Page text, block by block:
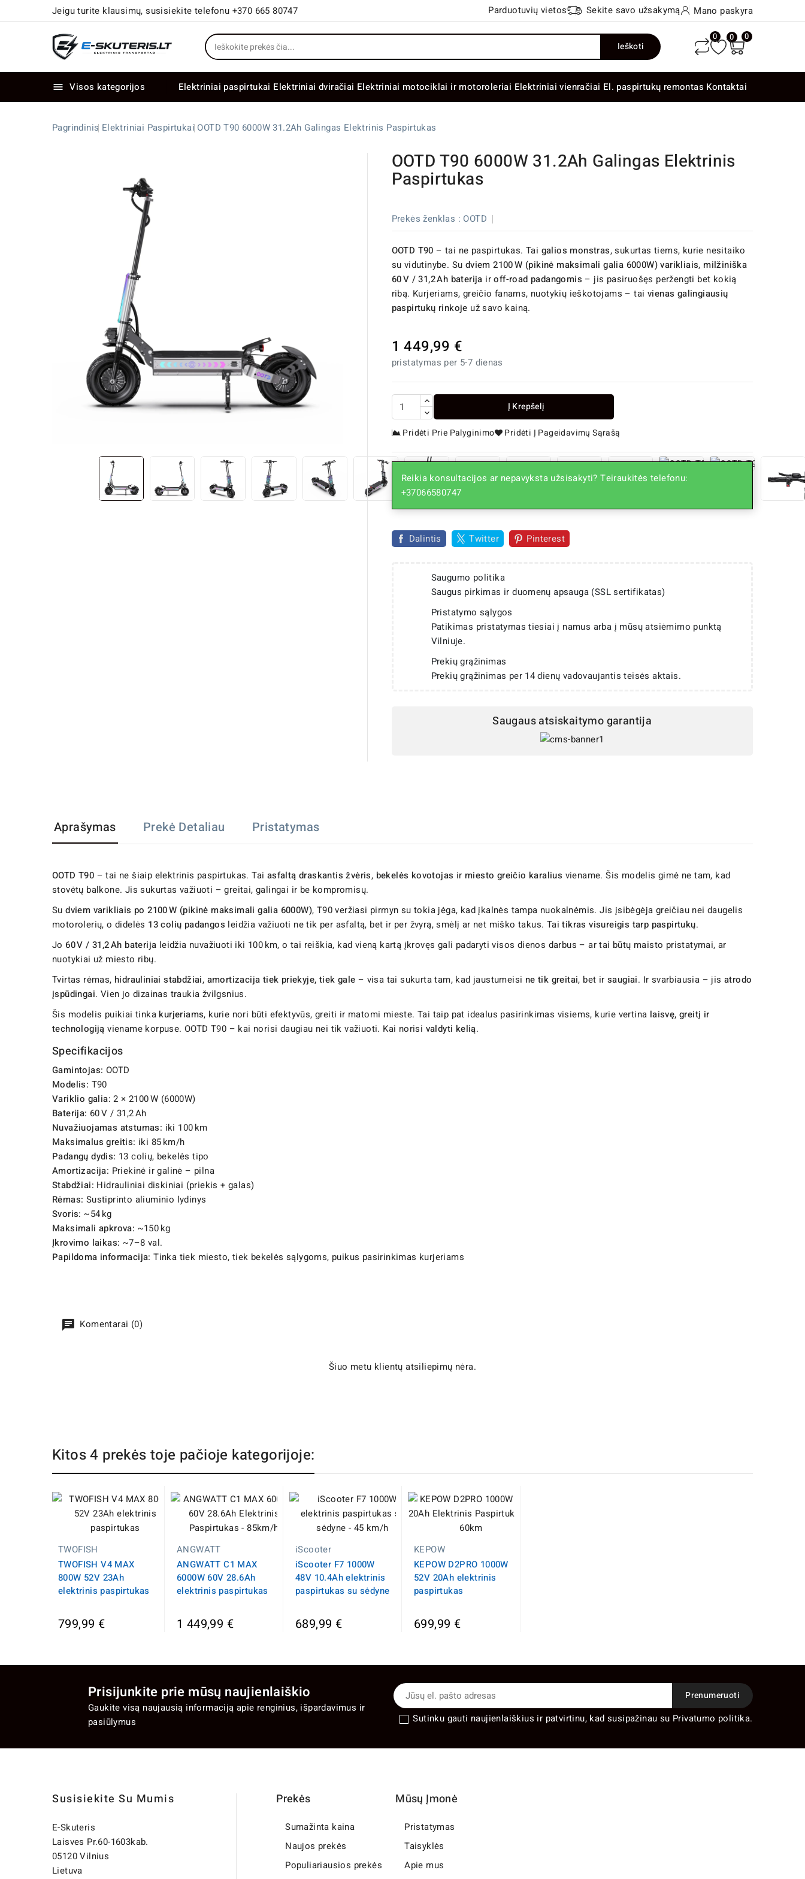
Jeigu turite klausimų, susisiekite telefonu +370 665 80747 Parduotuvių vietos Sekite savo užsakymą Mano paskyra
Ieškoti
0 0 0
 Visos kategorijos Elektriniai paspirtukai Elektriniai dviračiai Elektriniai motociklai ir motoroleriai Elektriniai vienračiai El. paspirtukų remontas Kontaktai
Pagrindinis Elektriniai Paspirtukai OOTD T90 6000W 31.2Ah Galingas Elektrinis Paspirtukas
OOTD T90 6000W 31.2Ah Galingas Elektrinis
Paspirtukas
Prekės ženklas : OOTD
OOTD T90 – tai ne paspirtukas. Tai galios monstras, sukurtas tiems, kurie nesitaiko
su vidutinybe. Su dviem 2100 W (pikinė maksimali galia 6000W)varikliais, milžiniška
60 V / 31,2 Ah baterija iroff-road padangomis – jis pasiruošęs peržengti bet kokią
ribą. Kurjeriams, greičio fanams, nuotykių ieškotojams – tai vienas galingiausių
paspirtukų rinkoje už savo kainą.
1 449,99 €
pristatymas per 5-7 dienas
Į Krepšelį
Pridėti Prie Palyginimo Pridėti Į Pageidavimų Sąrašą
Reikia konsultacijos ar nepavyksta užsisakyti? Teiraukitės telefonu:
+37066580747
Dalintis Twitter Pinterest
Saugumo politika
Saugus pirkimas ir duomenų apsauga (SSL sertifikatas)
Pristatymo sąlygos
Patikimas pristatymas tiesiai į namus arba į mūsų atsiėmimo punktą
Vilniuje.
Prekių grąžinimas
Prekių grąžinimas per 14 dienų vadovaujantis teisės aktais.
Saugaus atsiskaitymo garantija
Aprašymas Prekė Detaliau Pristatymas
OOTD T90 – tai ne šiaip elektrinis paspirtukas. Tai asfaltą draskantis žvėris, bekelės kovotojas ir miesto greičio karalius viename. Šis modelis gimė ne tam, kad
stovėtų balkone. Jis sukurtas važiuoti – greitai, galingai ir be kompromisų.
Sudviem varikliais po 2100 W (pikinė maksimali galia 6000W), T90 veržiasi pirmyn su tokia jėga, kad įkalnės tampa nuokalnėmis. Jis įsibėgėja greičiau nei daugelis
motorolerių, o didelės 13 colių padangos leidžia važiuoti ne tik per asfaltą, bet ir per žvyrą, smėlį ar net miško takus. Taitikras visureigis tarp paspirtukų.
Jo 60 V / 31,2 Ah baterija leidžia nuvažiuoti iki 100 km, o tai reiškia, kad vieną kartą įkrovęs gali padaryti visos dienos darbus – ar tai būtų maisto pristatymai, ar
nuotykiai už miesto ribų.
Tvirtas rėmas, hidrauliniai stabdžiai, amortizacija tiek priekyje, tiek gale – visa tai sukurta tam, kad jaustumeisi ne tik greitai, bet irsaugiai. Ir svarbiausia – jisatrodo
įspūdingai. Vien jo dizainas traukia žvilgsnius.
Šis modelis puikiai tinka kurjeriams, kurie nori būti efektyvūs, greiti ir matomi mieste. Tai taip pat idealus pasirinkimas visiems, kurie vertina laisvę, greitį ir
technologiją viename korpuse. OOTD T90 – kai norisi daugiau nei tik važiuoti. Kai norisi valdyti kelią.
Specifikacijos
Gamintojas: OOTD
Modelis: T90
Variklio galia: 2 × 2100 W (6000W)
Baterija: 60 V / 31,2 Ah
Nuvažiuojamas atstumas: iki 100 km
Maksimalus greitis: iki 85 km/h
Padangų dydis: 13 colių, bekelės tipo
Amortizacija: Priekinė ir galinė – pilna
Stabdžiai: Hidrauliniai diskiniai (priekis + galas)
Rėmas: Sustiprinto aliuminio lydinys
Svoris: ~54 kg
Maksimali apkrova: ~150 kg
Įkrovimo laikas: ~7–8 val.
Papildoma informacija: Tinka tiek miesto, tiek bekelės sąlygoms, puikus pasirinkimas kurjeriams
Komentarai (0)
Šiuo metu klientų atsiliepimų nėra.
Kitos 4 prekės toje pačioje kategorijoje:
TWOFISH
TWOFISH V4 MAX
800W 52V 23Ah
elektrinis paspirtukas
799,99 €
ANGWATT
ANGWATT C1 MAX
6000W 60V 28.6Ah
elektrinis paspirtukas
1 449,99 €
iScooter
iScooter F7 1000W
48V 10.4Ah elektrinis
paspirtukas su sėdyne
689,99 €
KEPOW
KEPOW D2PRO 1000W
52V 20Ah elektrinis
paspirtukas
699,99 €
Prisijunkite prie mūsų naujienlaiškio
Gaukite visą naujausią informaciją apie renginius, išpardavimus ir
pasiūlymus
Sutinku gauti naujienlaiškius ir patvirtinu, kad susipažinau su Privatumo politika.
Susisiekite Su Mumis
E-Skuteris
Laisves Pr.60-1603kab.
05120 Vilnius
Lietuva
Prekės
Sumažinta kaina
Naujos prekės
Populiariausios prekės
Mūsų Įmonė
Pristatymas
Taisyklės
Apie mus